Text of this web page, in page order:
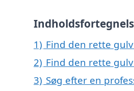
1) Find den rette
2) Find den rette
3) Søg efter en